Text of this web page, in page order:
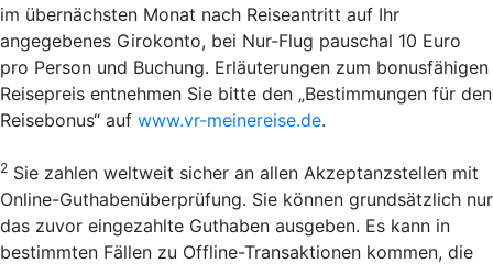
im übernächsten Monat nach Reiseantritt auf Ihr
angegebenes Girokonto, bei Nur-Flug pauschal 10 Euro
pro Person und Buchung. Erläuterungen zum bonusfähigen
Reisepreis entnehmen Sie bitte den „Bestimmungen für den
Reisebonus“ auf www.vr-meinereise.de.
2 Sie zahlen weltweit sicher an allen Akzeptanzstellen mit
Online-Guthabenüberprüfung. Sie können grundsätzlich nur
das zuvor eingezahlte Guthaben ausgeben. Es kann in
bestimmten Fällen zu Offline-Transaktionen kommen, die